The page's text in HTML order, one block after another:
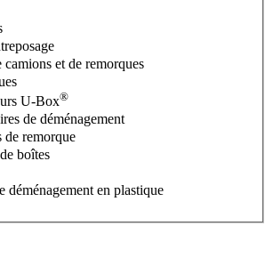
camions et de remorques
U-Box®
de déménagement
de remorque
boîtes
déménagement en plastique